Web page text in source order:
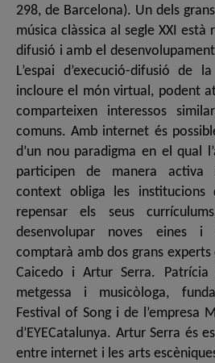
298, de Barcelona). Un dels
música clàssica al segle XXI
difusió i amb el
L’espai d’execució-difusió de
incloure el món virtual, podent
comparteixen interessos
comuns. Amb internet és
d’un nou paradigma en el qual
participen de manera activa
context obliga les institucions
repensar els seus
desenvolupar noves eines
comptarà amb dos grans
Caicedo i Artur Serra. Patrícia
metgessa i musicòloga,
Festival of Song i de l’empresa
d’EYECatalunya. Artur Serra és
entre internet i les arts